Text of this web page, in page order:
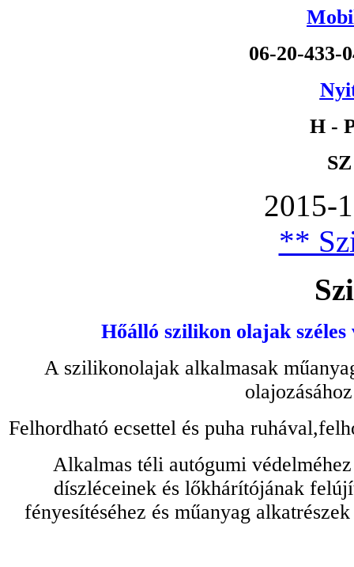
06-20-
H -
2015-
**
Hőálló szilikon olajak
A szilikonolajak alkalmasak
Felhordható ecsettel és puha
Alkalmas téli autógumi
díszléceinek és lőkhárítójának
fényesítéséhez és műanyag